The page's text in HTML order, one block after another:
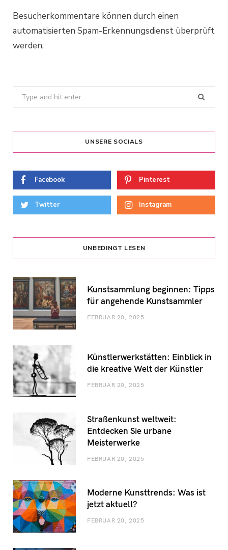
Besucherkommentare können durch einen
automatisierten Spam-Erkennungsdienst überprüft
werden.
UNSERE SOCIALS
Facebook Pinterest
Twitter Instagram
UNBEDINGT LESEN
Kunstsammlung beginnen: Tipps
für angehende Kunstsammler
FEBRUAR 20, 2025
Künstlerwerkstätten: Einblick in
die kreative Welt der Künstler
FEBRUAR 20, 2025
Straßenkunst weltweit:
Entdecken Sie urbane
Meisterwerke
FEBRUAR 20, 2025
Moderne Kunsttrends: Was ist
jetzt aktuell?
FEBRUAR 20, 2025